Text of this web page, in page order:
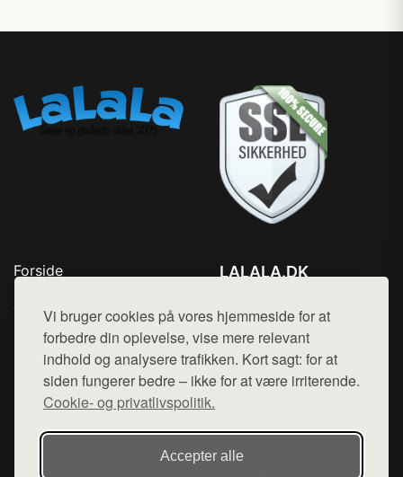
Vi bruger cookies på vores hjemmeside for at
forbedre din oplevelse, vise mere relevant
indhold og analysere trafikken. Kort sagt: for at
siden fungerer bedre – ikke for at være irriterende.
Cookie- og privatlivspolitik.
Accepter alle
Forside
Top Rabatter
Blog
Kontakt
LALALA.DK
Mail: hej@want.dk
Cookie- og privatlivspolitik
Denne side er en del af want.dk, der udgiver en række
hjemmesider med præsentation af forskellige produkter fra